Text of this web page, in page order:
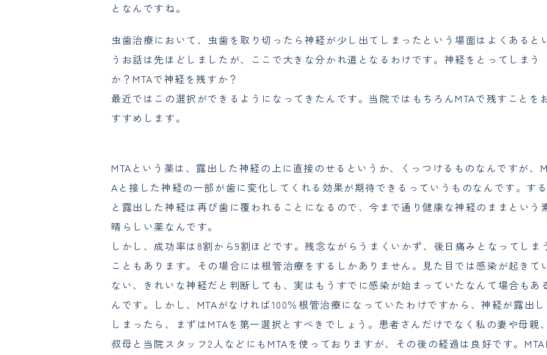
となんですね。
虫歯治療において、虫歯を取り切ったら神経が少し出てしまったという場面はよくあると
うお話は先ほどしましたが、ここで大きな分かれ道となるわけです。神経をとってしまう
か？MTAで神経を残すか？
最近ではこの選択ができるようになってきたんです。当院ではもちろんMTAで残すことを
すすめします。
MTAという薬は、露出した神経の上に直接のせるというか、くっつけるものなんですが、
Aと接した神経の一部が歯に変化してくれる効果が期待できるっていうものなんです。する
と露出した神経は再び歯に覆われることになるので、今まで通り健康な神経のままという
晴らしい薬なんです。
しかし、成功率は8割から9割ほどです。残念ながらうまくいかず、後日痛みとなってしま
こともあります。その場合には根管治療をするしかありません。見た目では感染が起きて
ない、きれいな神経だと判断しても、実はもうすでに感染が始まっていたなんて場合もあ
んです。しかし、MTAがなければ100％根管治療になっていたわけですから、神経が露出し
しまったら、まずはMTAを第一選択とすべきでしょう。患者さんだけでなく私の妻や母親、
叔母と当院スタッフ2人などにもMTAを使っておりますが、その後の経過は良好です。MTA